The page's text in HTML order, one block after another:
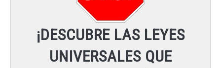
LEYES UNIVERSALES
¡DESCUBRE LAS LEYES
UNIVERSALES QUE